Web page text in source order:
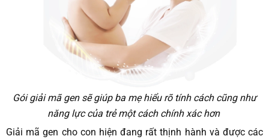
Gói giải mã gen sẽ giúp ba mẹ hiểu rõ tính cách cũng như
năng lực của trẻ một cách chính xác hơn
Giải mã gen cho con hiện đang rất thịnh hành và được các